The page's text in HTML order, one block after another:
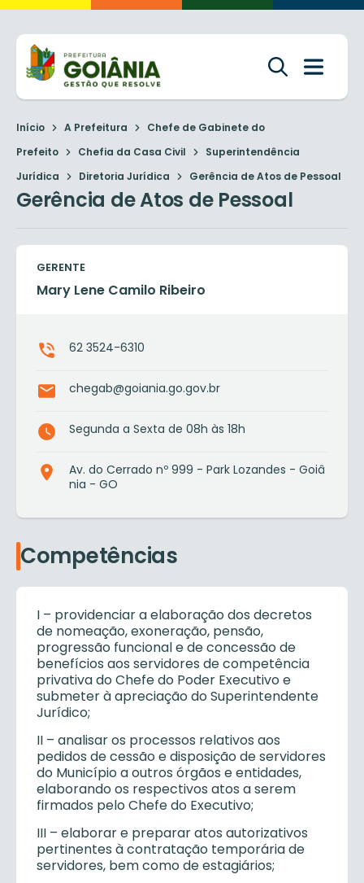
Início A Prefeitura
Chefe de Gabinete do
Prefeito
Chefia da Casa Civil
Superintendência
Jurídica
Diretoria Jurídica Gerência de Atos de Pessoal
Gerência de Atos de Pessoal
GERENTE
Mary Lene Camilo Ribeiro
62 3524-6310
chegab@goiania.go.gov.br
Segunda a Sexta de 08h às 18h
Av. do Cerrado nº 999 - Park Lozandes - Goiâ
nia - GO
Competências
I – providenciar a elaboração dos decretos
de nomeação, exoneração, pensão,
progressão funcional e de concessão de
benefícios aos servidores de competência
privativa do Chefe do Poder Executivo e
submeter à apreciação do Superintendente
Jurídico;
II – analisar os processos relativos aos
pedidos de cessão e disposição de servidores
do Município a outros órgãos e entidades,
elaborando os respectivos atos a serem
firmados pelo Chefe do Executivo;
III – elaborar e preparar atos autorizativos
pertinentes à contratação temporária de
servidores, bem como de estagiários;